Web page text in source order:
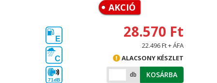
AKCIÓ
E
C
71dB
28.570 Ft
22.496 Ft + ÁFA
ALACSONY KÉSZLET
db KOSÁRBA